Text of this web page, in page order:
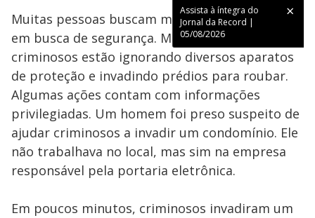
Assista à íntegra do
Jornal da Record |
05/08/2026
Muitas pessoas buscam morar em condomínios
em busca de segurança. Mas, em São Paulo,
criminosos estão ignorando diversos aparatos
de proteção e invadindo prédios para roubar.
Algumas ações contam com informações
privilegiadas. Um homem foi preso suspeito de
ajudar criminosos a invadir um condomínio. Ele
não trabalhava no local, mas sim na empresa
responsável pela portaria eletrônica.
Em poucos minutos, criminosos invadiram um